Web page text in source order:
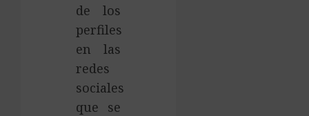
de los
perfiles
en las
redes
sociales
que se